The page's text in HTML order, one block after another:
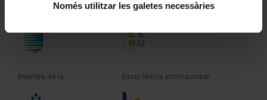
Només utilitzar les galetes necessàries
Fundadora de la Membre de la
Membre de la Excel·lència internacional